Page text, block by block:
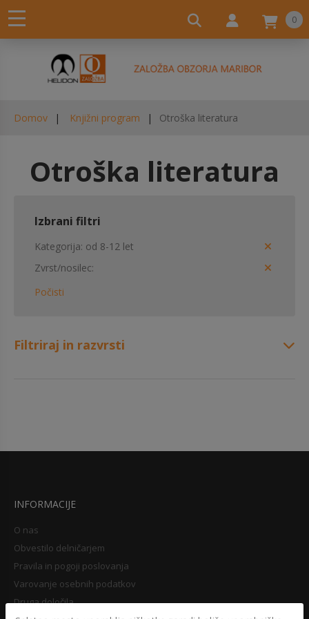
0
Domov Knjižni program Otroška literatura
Otroška literatura
Izbrani filtri
Kategorija od 8-12 let
Zvrst/nosilec
Počisti
Filtriraj in razvrsti
INFORMACIJE
O nas
Obvestilo delničarjem
Pravila in pogoji poslovanja
Varovanje osebnih podatkov
Druga določila